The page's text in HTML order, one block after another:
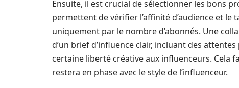
Ensuite, il est crucial de sélectionner les bons
permettent de vérifier l’affinité d’audience et le
uniquement par le nombre d’abonnés. Une
d’un brief d’influence clair, incluant des
certaine liberté créative aux influenceurs. Cela
restera en phase avec le style de l’influenceur.